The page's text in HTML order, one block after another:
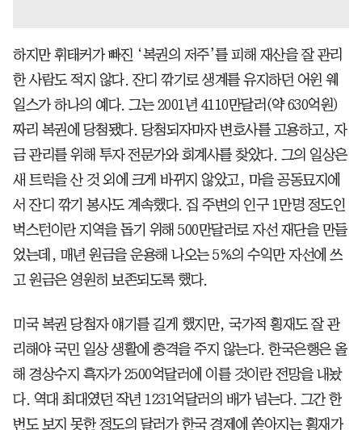
하지만 휘태커가 빠진 ‘복권의 저주’를 피해 재산을 잘 관리
한 사람도 적지 않다. 잔디 깎기로 생계를 유지하던 어윈 웨
일스가 하나의 예다. 그는 2001년 4110만달러(약 630억원)
짜리 복권에 당첨됐다. 당첨되자마자 변호사를 고용하고, 자
금 관리를 위해 투자 전문가와 회계사를 찾았다. 그의 일상은
새 트럭을 산 것 외에 크게 바뀌지 않았고, 마을 공동묘지에
서 잔디 깎기 봉사도 계속했다. 집 주변의 인구 1만명 정도인
벅스턴이란 지역을 돕기 위해 500만달러로 자선 재단을 만들
었는데, 매년 원금을 운용해 나오는 5%의 수익만 자선에 쓰
고 원금은 영원히 보존되도록 했다.
미국 복권 당첨자 얘기를 길게 했지만, 국가적 횡재도 잘 관
리해야 국민 일상 생활에 충격을 주지 않는다. 한국은행은 올
해 경상수지 흑자가 2500억달러에 이를 것이란 전망을 내놨
다. 역대 최대였던 작년 1231억달러의 배가 넘는다. 그간 한
번도 보지 못한 정도의 달러가 한국 경제에 쏟아지는 횡재가